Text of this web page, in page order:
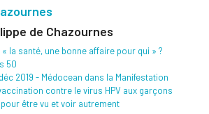
de Chazournes
la santé, une bonne affaire pour qui » ?
50
2019 - Médocean dans la Manifestation
contre le virus HPV aux garçons
être vu et voir autrement